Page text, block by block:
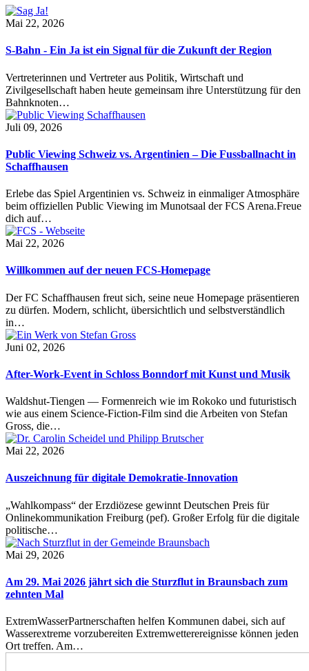
Mai 22, 2026
S-Bahn - Ein Ja ist ein Signal für die Zukunft der Region
Vertreterinnen und Vertreter aus Politik, Wirtschaft und
Zivilgesellschaft haben heute gemeinsam ihre Unterstützung für den
Bahnknoten…
Juli 09, 2026
Public Viewing Schweiz vs. Argentinien – Die Fussballnacht in
Schaffhausen
Erlebe das Spiel Argentinien vs. Schweiz in einmaliger Atmosphäre
beim offiziellen Public Viewing im Munotsaal der FCS Arena.Freue
dich auf…
Mai 22, 2026
Willkommen auf der neuen FCS-Homepage
Der FC Schaffhausen freut sich, seine neue Homepage präsentieren
zu dürfen. Modern, schlicht, übersichtlich und selbstverständlich
in…
Juni 02, 2026
After-Work-Event in Schloss Bonndorf mit Kunst und Musik
Waldshut-Tiengen — Formenreich wie im Rokoko und futuristisch
wie aus einem Science-Fiction-Film sind die Arbeiten von Stefan
Gross, die…
Mai 22, 2026
Auszeichnung für digitale Demokratie-Innovation
„Wahlkompass“ der Erzdiözese gewinnt Deutschen Preis für
Onlinekommunikation Freiburg (pef). Großer Erfolg für die digitale
politische…
Mai 29, 2026
Am 29. Mai 2026 jährt sich die Sturzflut in Braunsbach zum
zehnten Mal
ExtremWasserPartnerschaften helfen Kommunen dabei, sich auf
Wasserextreme vorzubereiten Extremwetterereignisse können jeden
Ort treffen. Am…